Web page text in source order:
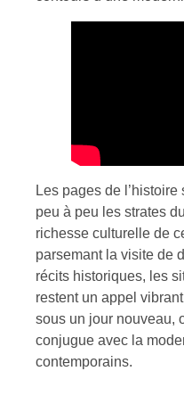
Les pages de
peu à peu les strates
richesse culturelle de
parsemant la visite de
récits historiques, les
restent un appel
sous un jour nouveau,
conjugue avec la
contemporains.